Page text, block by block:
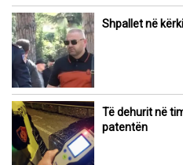
Shpallet në
Të dehurit në
patentën